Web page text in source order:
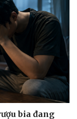
bia đang